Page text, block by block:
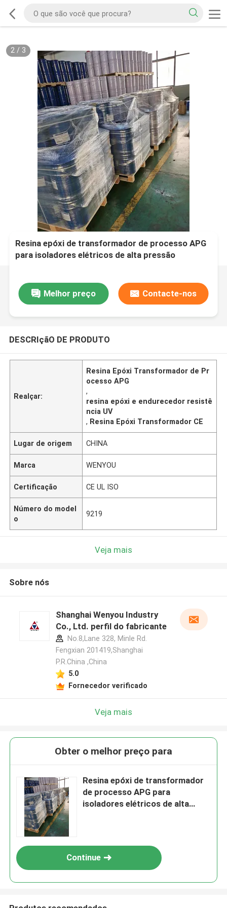
2/ 3
Resina epóxi de transformador de processo APG
para isoladores elétricos de alta pressão
Melhor preço Contacte-nos
DESCRIçãO DE PRODUTO
Realçar:
Resina Epóxi Transformador de Pr
ocesso APG
,
resina epóxi e endurecedor resistê
ncia UV
, Resina Epóxi Transformador CE
Lugar de origem CHINA
Marca WENYOU
Certificação CE UL ISO
Número do model
o
9219
Veja mais
Sobre nós
Shanghai Wenyou Industry
Co., Ltd. perfil do fabricante
No.8,Lane 328, Minle Rd.
Fengxian 201419,Shanghai
P.R.China ,China
5.0
Fornecedor verificado
Veja mais
Obter o melhor preço para
Resina epóxi de transformador
de processo APG para
isoladores elétricos de alta
Continue